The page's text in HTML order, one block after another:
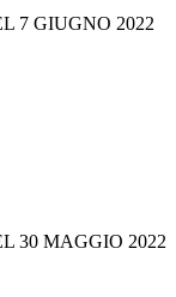
7 GIUGNO 2022
30 MAGGIO 2022